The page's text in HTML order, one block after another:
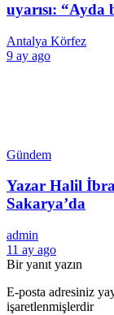
uyarısı: “Ayda
Antalya Körfez
9 ay ago
Gündem
Yazar Halil
Sakarya’da
admin
11 ay ago
Bir yanıt yazın
E-posta adresiniz
işaretlenmişlerdir